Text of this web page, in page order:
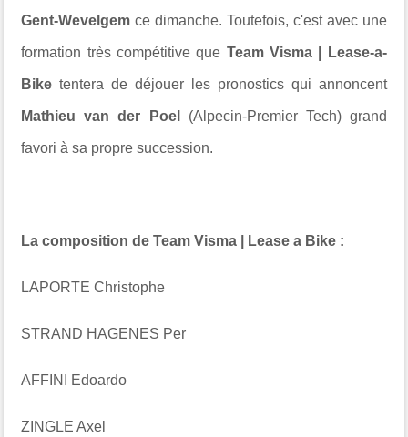
Gent-Wevelgem ce dimanche. Toutefois, c'est avec une
formation très compétitive que Team Visma | Lease-a-
Bike tentera de déjouer les pronostics qui annoncent
Mathieu van der Poel (Alpecin-Premier Tech) grand
favori à sa propre succession.
La composition de Team Visma | Lease a Bike :
LAPORTE Christophe
STRAND HAGENES Per
AFFINI Edoardo
ZINGLE Axel